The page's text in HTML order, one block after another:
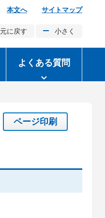
本文へ サイトマップ
元に戻す 小さく
よくある質問
ページ印刷